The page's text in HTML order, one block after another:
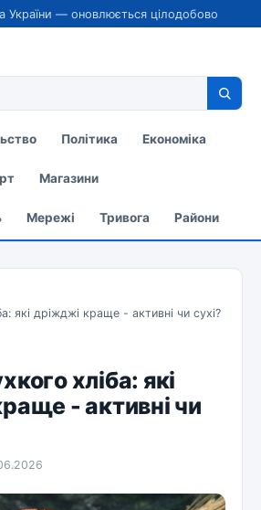
України — оновлюється цілодобово
Політика Економіка
Магазини
Мережі Тривога Райони
які дріжджі краще - активні чи сухі?
хліба: які
- активні чи